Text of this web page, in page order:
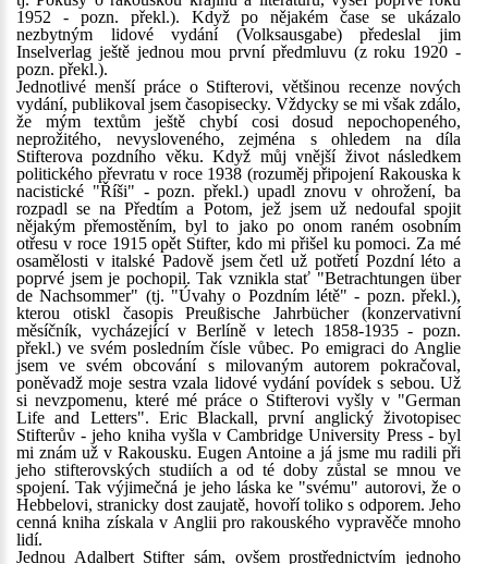
1952 - pozn. překl.). Když po nějakém čase se ukázalo
nezbytným lidové vydání (Volksausgabe) předeslal jim
Inselverlag ještě jednou mou první předmluvu (z roku 1920 -
pozn. překl.).
Jednotlivé menší práce o Stifterovi, většinou recenze nových
vydání, publikoval jsem časopisecky. Vždycky se mi však zdálo,
že mým textům ještě chybí cosi dosud nepochopeného,
neprožitého, nevysloveného, zejména s ohledem na díla
Stifterova pozdního věku. Když můj vnější život následkem
politického převratu v roce 1938 (rozuměj připojení Rakouska k
nacistické "Říši" - pozn. překl.) upadl znovu v ohrožení, ba
rozpadl se na Předtím a Potom, jež jsem už nedoufal spojit
nějakým přemostěním, byl to jako po onom raném osobním
otřesu v roce 1915 opět Stifter, kdo mi přišel ku pomoci. Za mé
osamělosti v italské Padově jsem četl už potřetí Pozdní léto a
poprvé jsem je pochopil. Tak vznikla stať "Betrachtungen über
de Nachsommer" (tj. "Úvahy o Pozdním létě" - pozn. překl.),
kterou otiskl časopis Preußische Jahrbücher (konzervativní
měsíčník, vycházející v Berlíně v letech 1858-1935 - pozn.
překl.) ve svém posledním čísle vůbec. Po emigraci do Anglie
jsem ve svém obcování s milovaným autorem pokračoval,
poněvadž moje sestra vzala lidové vydání povídek s sebou. Už
si nevzpomenu, které mé práce o Stifterovi vyšly v "German
Life and Letters". Eric Blackall, první anglický životopisec
Stifterův - jeho kniha vyšla v Cambridge University Press - byl
mi znám už v Rakousku. Eugen Antoine a já jsme mu radili při
jeho stifterovských studiích a od té doby zůstal se mnou ve
spojení. Tak výjimečná je jeho láska ke "svému" autorovi, že o
Hebbelovi, stranicky dost zaujatě, hovoří toliko s odporem. Jeho
cenná kniha získala v Anglii pro rakouského vypravěče mnoho
lidí.
Jednou Adalbert Stifter sám, ovšem prostřednictvím jednoho